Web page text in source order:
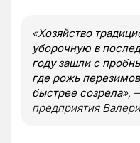
«Хозяйство
уборочную в
году зашли с
где рожь
быстрее созрела»,
предприятия